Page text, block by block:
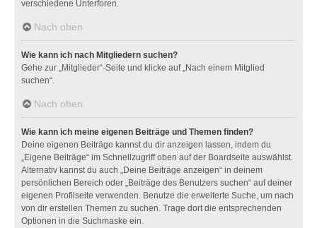
verschiedene Unterforen.
Nach oben
Wie kann ich nach Mitgliedern suchen?
Gehe zur „Mitglieder“-Seite und klicke auf „Nach einem Mitglied
suchen“.
Nach oben
Wie kann ich meine eigenen Beiträge und Themen finden?
Deine eigenen Beiträge kannst du dir anzeigen lassen, indem du
„Eigene Beiträge“ im Schnellzugriff oben auf der Boardseite auswählst.
Alternativ kannst du auch „Deine Beiträge anzeigen“ in deinem
persönlichen Bereich oder „Beiträge des Benutzers suchen“ auf deiner
eigenen Profilseite verwenden. Benutze die erweiterte Suche, um nach
von dir erstellen Themen zu suchen. Trage dort die entsprechenden
Optionen in die Suchmaske ein.